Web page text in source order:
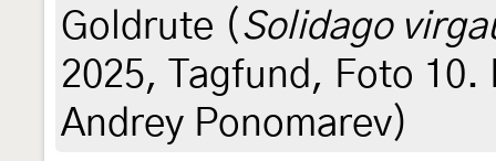
Goldrute ( Solidago
2025, Tagfund, Foto
Andrey Ponomarev)